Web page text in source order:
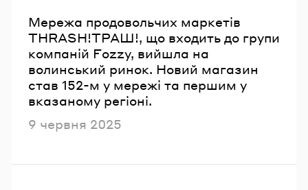
Мережа продовольчих маркетів
THRASH!ТРАШ!, що входить до групи
компаній Fozzy, вийшла на
волинський ринок. Новий магазин
став 152-м у мережі та першим у
вказаному регіоні.
Опубліковано
9 червня 2025